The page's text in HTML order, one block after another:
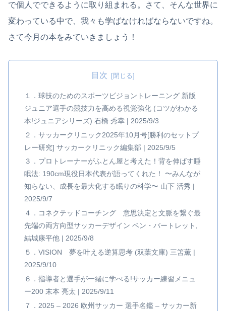
で個人でできるように取り組まれる。さて、そんな世界に
変わっている中で、我々も学ばなければならないですね。
さて今月の本をみていきましょう！
目次
１．球技のためのスポーツビジョントレーニング 新版
ジュニア選手の競技力を高める視覚強化 (コツがわかる
本!ジュニアシリーズ) 石橋 秀幸 | 2025/9/3
２．サッカークリニック2025年10月号[勝利のセットプ
レー研究] サッカークリニック編集部 | 2025/9/5
３．プロトレーナーがふとん屋と考えた！背を伸ばす睡
眠法: 190cm現役日本代表が語ってくれた！ 〜みんなが
知らない、成長を最大化する眠りの科学〜 山下 活秀 |
2025/9/7
４．コネクテッドコーチング 意思決定と文脈を繋ぐ最
先端の両方向型サッカーデザイン ベン・バートレット,
結城康平他 | 2025/9/8
５．VISION 夢を叶える逆算思考 (双葉文庫) 三笘薫 |
2025/9/10
６．指導者と選手が一緒に学べる!サッカー練習メニュ
ー200 末本 亮太 | 2025/9/11
７．2025 – 2026 欧州サッカー 選手名鑑 – サッカー新